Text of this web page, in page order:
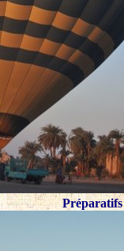
Préparatifs